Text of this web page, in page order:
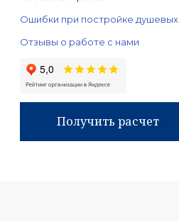
Ошибки при постройке душевых
Отзывы о работе с нами
Получить расчет